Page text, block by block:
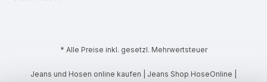
* Alle Preise inkl. gesetzl. Mehrwertsteuer
Jeans und Hosen online kaufen | Jeans Shop HoseOnline |